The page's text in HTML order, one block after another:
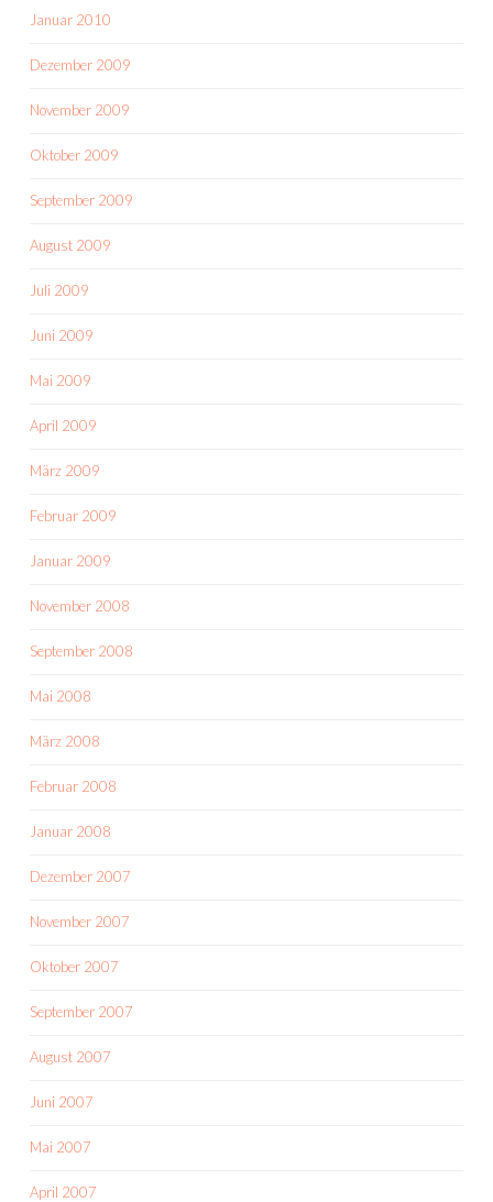
Januar 2010
Dezember 2009
November 2009
Oktober 2009
September 2009
August 2009
Juli 2009
Juni 2009
Mai 2009
April 2009
März 2009
Februar 2009
Januar 2009
November 2008
September 2008
Mai 2008
März 2008
Februar 2008
Januar 2008
Dezember 2007
November 2007
Oktober 2007
September 2007
August 2007
Juni 2007
Mai 2007
April 2007